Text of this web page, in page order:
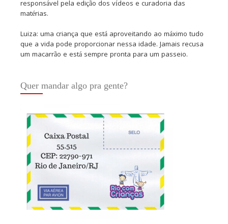
responsável pela edição dos vídeos e curadoria das
matérias.
Luiza: uma criança que está aproveitando ao máximo tudo
que a vida pode proporcionar nessa idade. Jamais recusa
um macarrão e está sempre pronta para um passeio.
Quer mandar algo pra gente?